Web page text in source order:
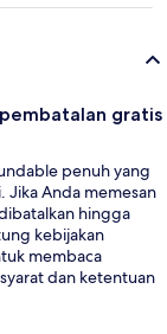
gratis
penuh yang
Jika Anda memesan
hingga
kebijakan
membaca
dan ketentuan